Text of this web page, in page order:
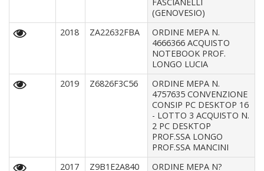
FASCIANELLI
(GENOVESIO)
2018
ZA22632FBA
ORDINE MEPA N.
4666366 ACQUISTO
NOTEBOOK PROF.
LONGO LUCIA
2019
Z6826F3C56
ORDINE MEPA N.
4757635 CONVENZIONE
CONSIP PC DESKTOP 16
- LOTTO 3 ACQUISTO N.
2 PC DESKTOP
PROF.SSA LONGO
PROF.SSA MANCINI
2017
Z9B1E2A840
ORDINE MEPA N?